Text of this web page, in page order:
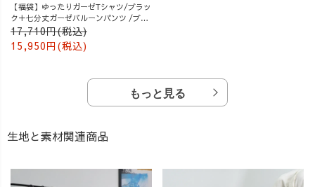
【福袋】ゆったりガーゼTシャツ/ブラッ
ク＋七分丈ガーゼバルーンパンツ /ブル
ー
17,710円(税込)
15,950円(税込)
もっと見る
生地と素材関連商品